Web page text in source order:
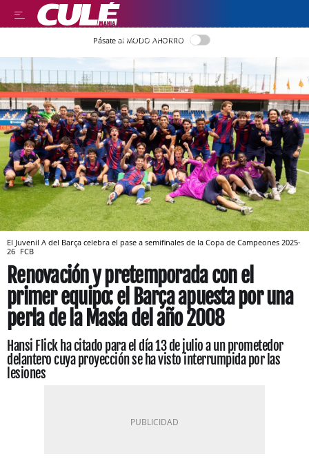
LLEGIR EN CATALÀ
Pásate al MODO AHORRO
El Juvenil A del Barça celebra el pase a semifinales de la Copa de Campeones 2025-
26 FCB
Renovación y pretemporada con el
primer equipo: el Barça apuesta por una
perla de la Masía del año 2008
Hansi Flick ha citado para el día 13 de julio a un prometedor
delantero cuya proyección se ha visto interrumpida por las
lesiones